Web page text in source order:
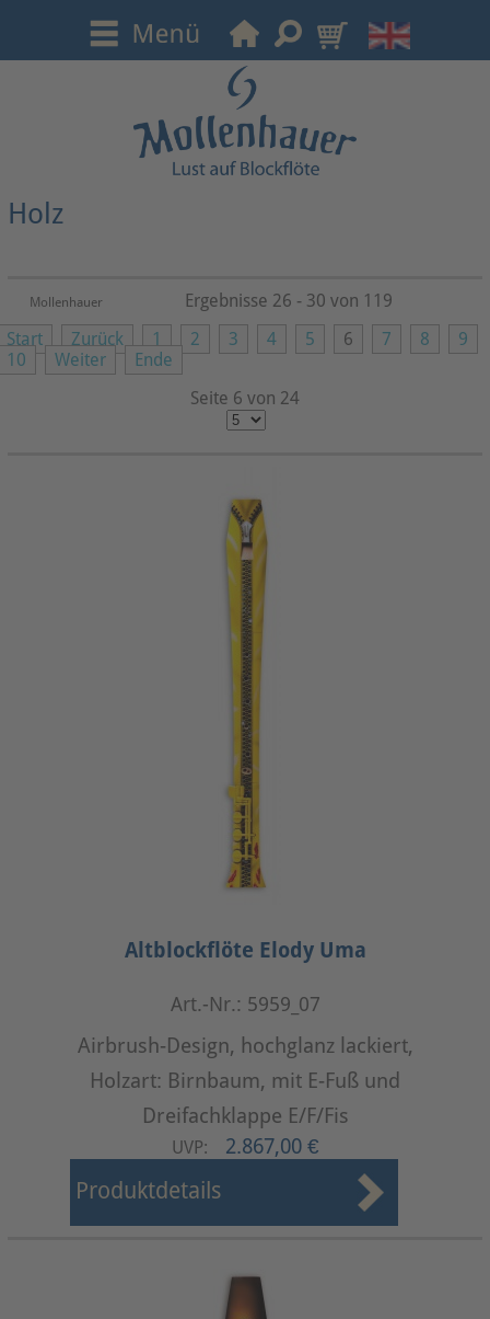
Holz
Mollenhauer
Start Zurück 1 2 3 4 5 6 7 8
9
10
Weiter
Ende
Seite 6 von 24
Ergebnisse 26 - 30 von 119
Altblockflöte Elody Uma
Art.-Nr.: 5959_07
Airbrush-Design, hochglanz lackiert,
Holzart: Birnbaum, mit E-Fuß und
Dreifachklappe E/F/Fis
UVP: 2.867,00 €
Produktdetails